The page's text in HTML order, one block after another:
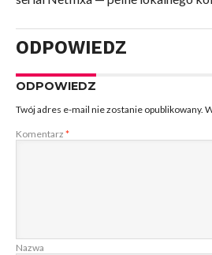
ODPOWIEDZ
ODPOWIEDZ
Twój adres e-mail nie zostanie opublikowany.
Komentarz *
Nazwa